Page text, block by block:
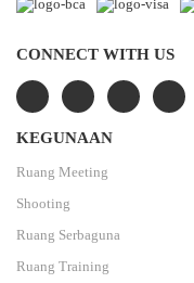
CONNECT WITH US
KEGUNAAN
Ruang Meeting
Shooting
Ruang Serbaguna
Ruang Training